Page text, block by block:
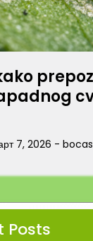
7, 2026 -
Posts